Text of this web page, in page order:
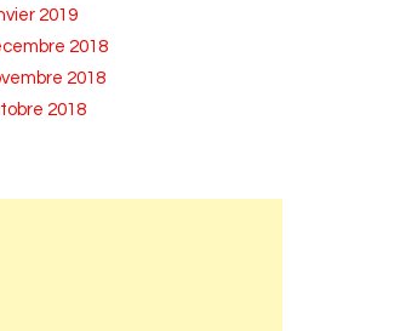
2019
2018
2018
2018